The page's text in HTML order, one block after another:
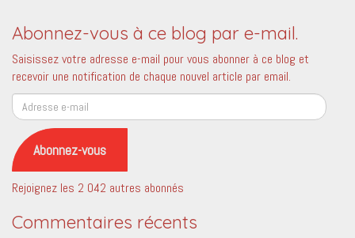
Abonnez-vous à ce blog par e-mail.
Saisissez votre adresse e-mail pour vous abonner à ce blog et
recevoir une notification de chaque nouvel article par email.
Adresse
e-
mail
Abonnez-vous
Rejoignez les 2 042 autres abonnés
Commentaires récents